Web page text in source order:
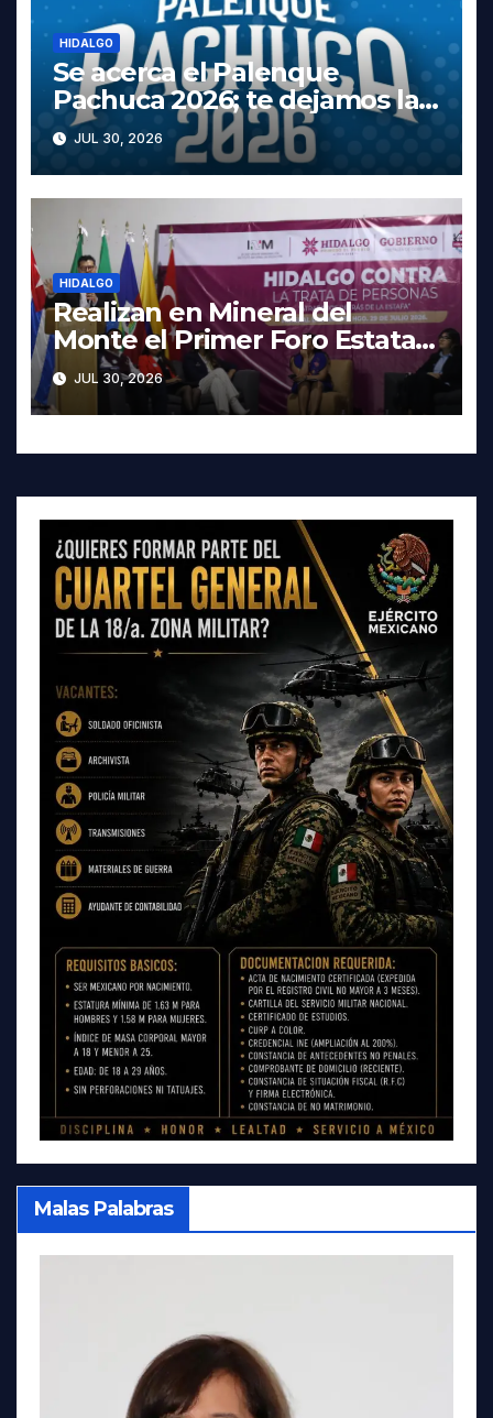
HIDALGO
Se acerca el Palenque
Pachuca 2026; te dejamos la
cartelera completa, las fechas
y los precios
JUL 30, 2026
HIDALGO
Realizan en Mineral del
Monte el Primer Foro Estatal
contra la Trata de Personas
JUL 30, 2026
Malas Palabras